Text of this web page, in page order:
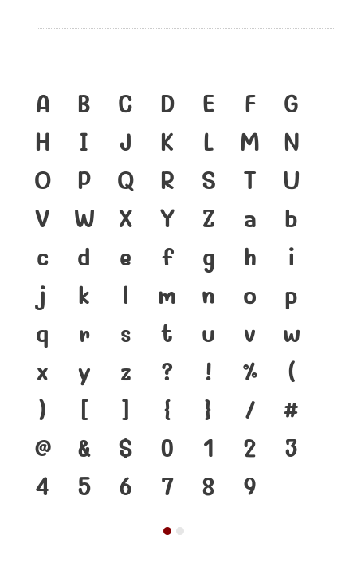
A B C D E F
G
H
I J K L M
N
O
P Q R S T
U
V
W X Y Z a
b
c
d e f g h
i
j
k l m n o
p
q
r s t u v
w
x
y z ? ! %
(
)
[ ] { } /
#
@
& $ 0 1 2
3
4
5 6 7 8 9